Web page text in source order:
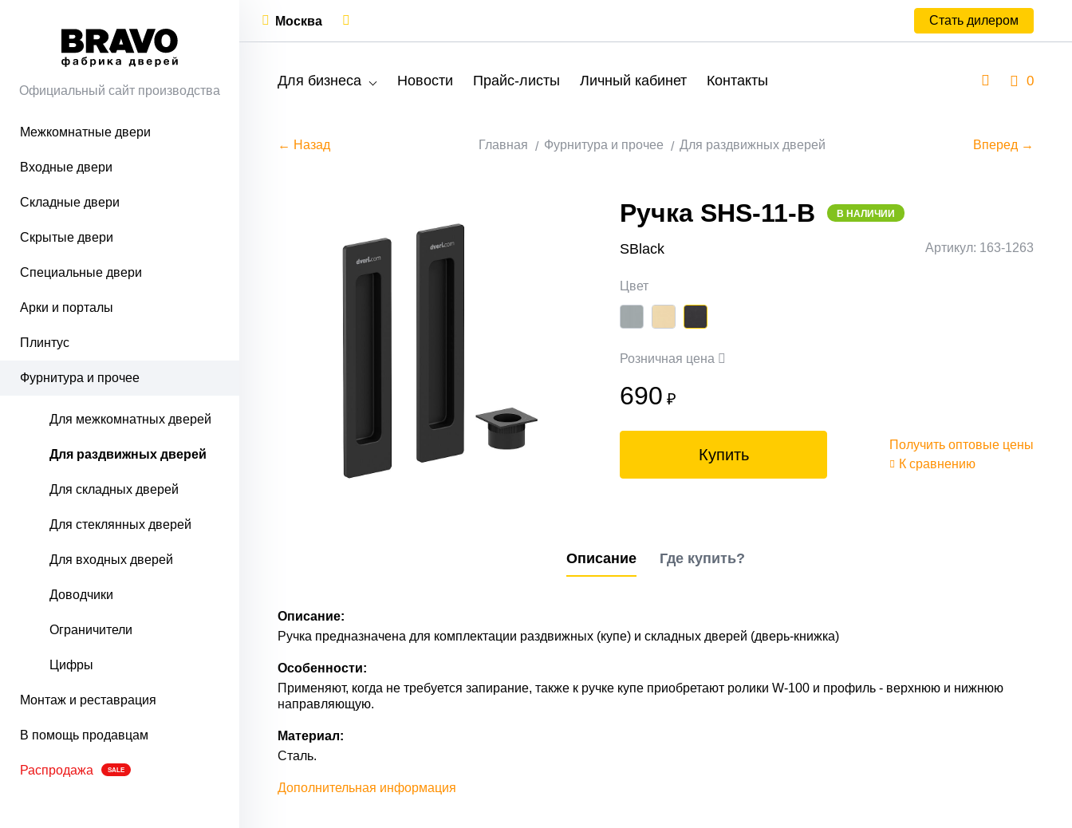
Официальный сайт производства
Межкомнатные двери
Входные двери
Складные двери
Скрытые двери
Специальные двери
Арки и порталы
Плинтус
Фурнитура и прочее
Для межкомнатных дверей
Для раздвижных дверей
Для складных дверей
Для стеклянных дверей
Для входных дверей
Доводчики
Ограничители
Цифры
Монтаж и реставрация
В помощь продавцам
Распродажа SALE
Москва Стать дилером
Для бизнеса Новости Прайс-листы Личный кабинет Контакты 0
← Назад Главная Фурнитура и прочее Для раздвижных дверей Вперед →
Ручка SHS-11-B В НАЛИЧИИ
SBlack Артикул: 163-1263
Цвет
Розничная цена
690 ₽
Купить
Получить оптовые цены
К сравнению
Описание Где купить?
Описание:
Ручка предназначена для комплектации раздвижных (купе) и складных дверей (дверь-книжка)
Особенности:
Применяют, когда не требуется запирание, также к ручке купе приобретают ролики W-100 и профиль - верхнюю и нижнюю
направляющую.
Материал:
Сталь.
Дополнительная информация